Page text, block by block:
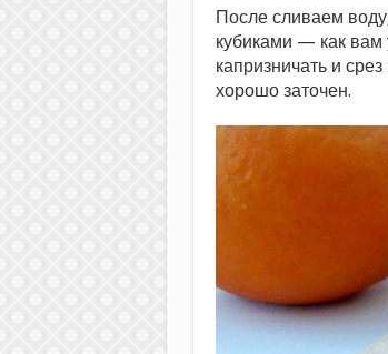
После сливаем
кубиками — как вам
капризничать и
хорошо заточен.